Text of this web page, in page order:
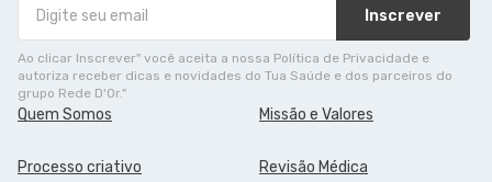
Inscrever
Ao clicar Inscrever" você aceita a nossa Política de Privacidade e
autoriza receber dicas e novidades do Tua Saúde e dos parceiros do
grupo Rede D'Or."
Quem Somos Missão e Valores
Processo criativo Revisão Médica